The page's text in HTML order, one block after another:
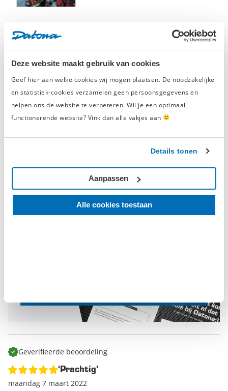
Deze website maakt gebruik van cookies
Geef hier aan welke cookies wij mogen plaatsen. De noodzakelijke
en statistiek-cookies verzamelen geen persoonsgegevens en
helpen ons de website te verbeteren. Wil je een optimaal
functionerende website? Vink dan alle vakjes aan
Details tonen
Alle cookies toestaan
Aanpassen
maakt het geheel helemaal af.
grote gereedschapswagen met je eigen tools of bestel nieuw
gereedschap bij Datona!
Beoordelingen 2 Beoordelingen
5/5
Op basis van 2 beoordelingen
4
0
Schrijf een beoordeling en win een
Geverifieerde beoordeling
‘Prachtig’
maandag 7 maart 2022